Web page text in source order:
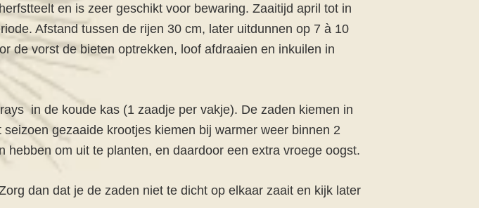
en is zeer geschikt voor bewaring. Zaaitijd april tot in
Afstand tussen de rijen 30 cm, later uitdunnen op 7 à 10
de vorst de bieten optrekken, loof afdraaien en inkuilen in
in de koude kas (1 zaadje per vakje). De zaden kiemen in
gezaaide krootjes kiemen bij warmer weer binnen 2
om uit te planten, en daardoor een extra vroege oogst.
dan dat je de zaden niet te dicht op elkaar zaait en kijk later